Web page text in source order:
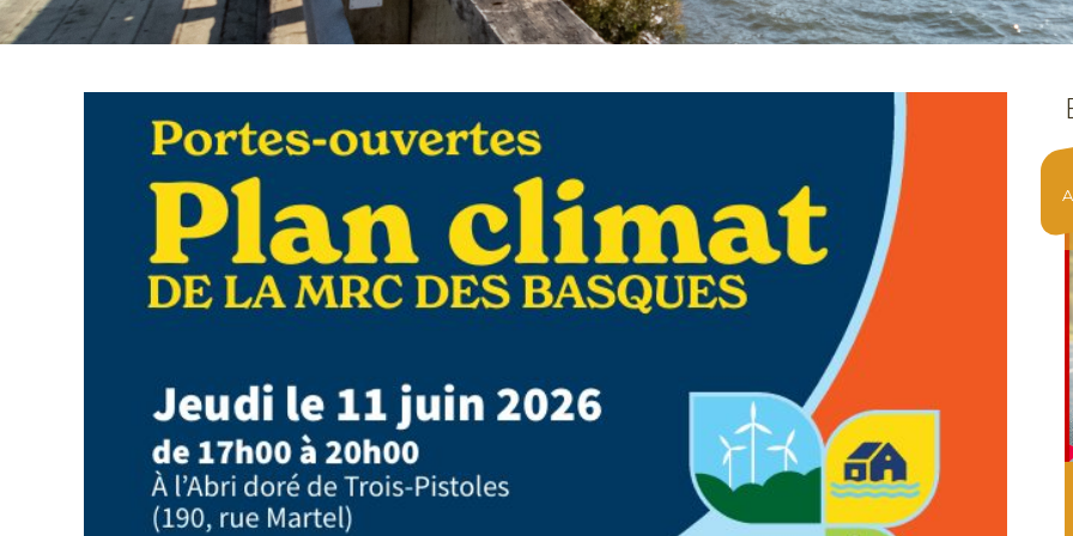
VENT DE PAROLES
Les sept spectacles gratuits proposes par
les Compagnons de la mise en valeur du
FESTIVAL DE PICKLEBALL
8
Août 2026
Afin de promouvoir le pickleball dans les
Basques, nous vous invitons à un festival de